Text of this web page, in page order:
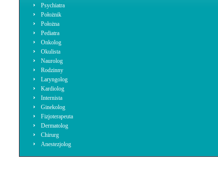
Psychiatra
Położnik
Położna
Pediatra
Onkolog
Okulista
Naurolog
Rodzinny
Laryngolog
Kardiolog
Internista
Ginekolog
Fizjoterapeuta
Dermatolog
Chirurg
Anestezjolog